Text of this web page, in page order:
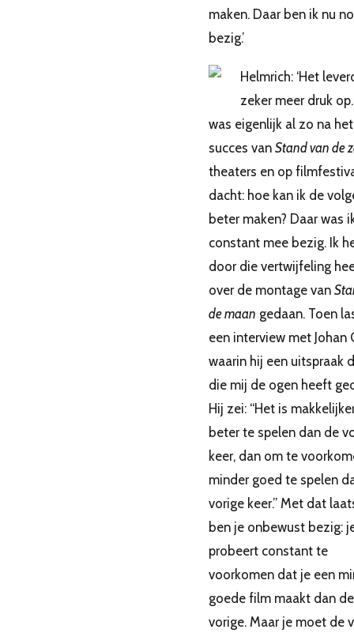
maken. Daar ben ik nu
bezig.’
Helmrich: ‘Het
zeker meer druk
was eigenlijk al zo na het
succes van Stand van de
theaters en op
dacht: hoe kan ik de
beter maken? Daar was
constant mee bezig. Ik
door die vertwijfeling
over de montage van
de maan gedaan. Toen
een interview met Johan
waarin hij een uitspraak
die mij de ogen heeft
Hij zei: “Het is
beter te spelen dan de
keer, dan om te
minder goed te spelen
vorige keer.” Met dat
ben je onbewust bezig:
probeert constant te
voorkomen dat je een
goede film maakt dan de
vorige. Maar je moet de